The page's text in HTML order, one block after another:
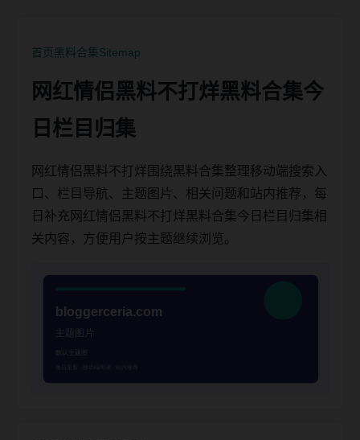
首页黑料合集Sitemap
网红情侣黑料不打烊黑料合集今
日栏目归集
网红情侣黑料不打烊围绕黑料合集整理移动端搜索入
口、栏目导航、主题图片、相关问题和站内推荐，每
日补充网红情侣黑料不打烊黑料合集今日栏目归集相
关内容，方便用户按主题继续浏览。